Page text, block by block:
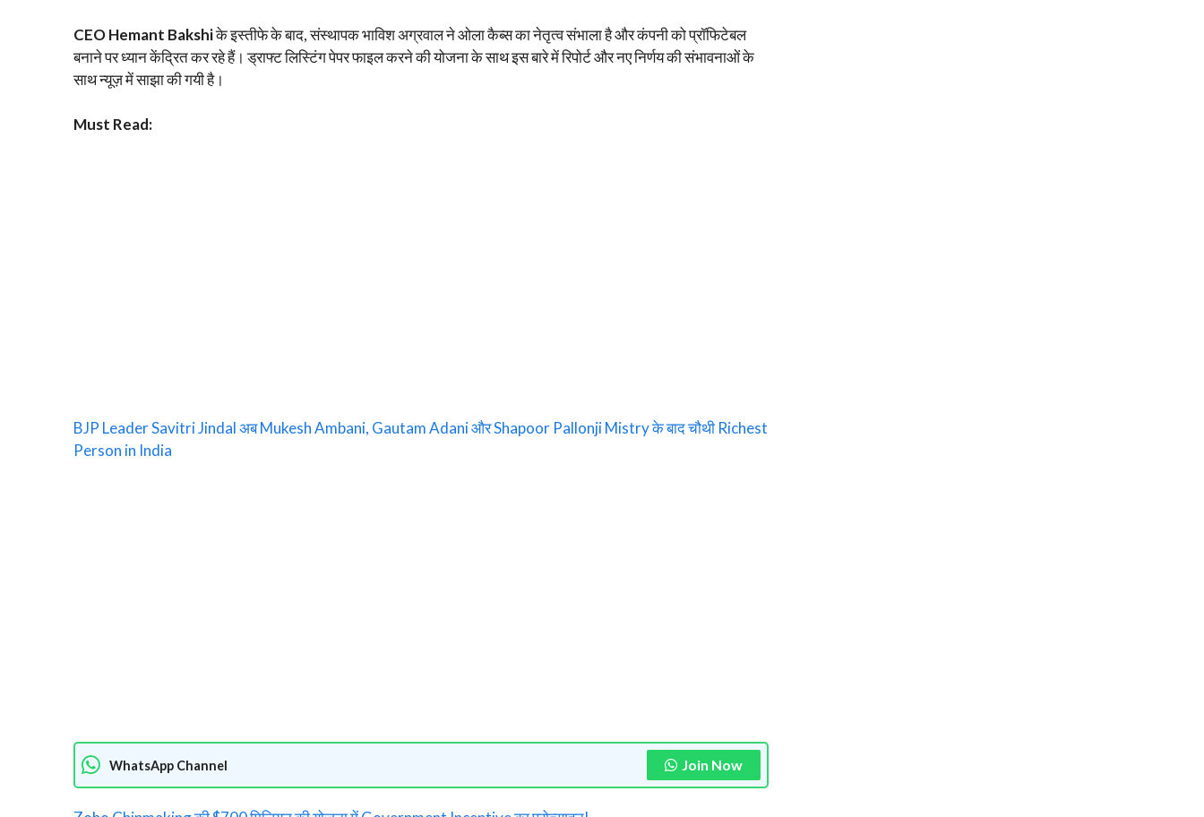
CEO Hemant Bakshiके इस्तीफे के बाद, संस्थापक भाविश अग्रवाल ने ओला कैब्स का नेतृत्व संभाला है और कंपनी को प्रॉफिटेबल
बनाने पर ध्यान केंद्रित कर रहे हैं। ड्राफ्ट लिस्टिंग पेपर फाइल करने की योजना के साथ इस बारे में रिपोर्ट और नए निर्णय की संभावनाओं के
साथ न्यूज़ में साझा की गयी है।
Must Read:
BJP Leader Savitri Jindal अब Mukesh Ambani, Gautam Adani और Shapoor Pallonji Mistry के बाद चौथी Richest
Person in India
WhatsApp Channel Join Now